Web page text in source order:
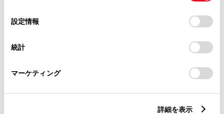
デバイスにすべてのCookie(クッキー)が保存されることに同
意したことになります。Cookie(クッキー)のオプトアウト、
設定の変更、同意を撤回したりするにあたっては、当社の
「Cookie（クッキー）情報の取り扱いについて
」をご覧くだ
設定情報
統計
マーケティング
詳細を表示